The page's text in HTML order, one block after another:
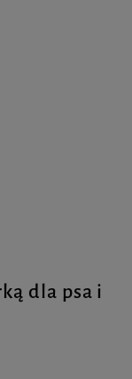
dla psa i